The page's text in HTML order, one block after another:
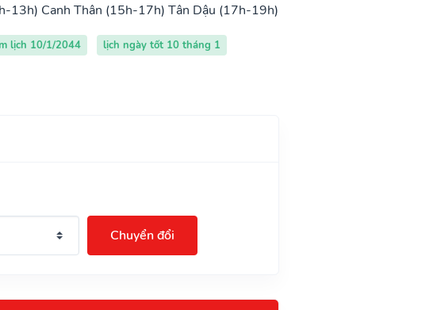
13h) Canh Thân (15h-17h) Tân Dậu (17h-19h)
lịch 10/1/2044
lịch ngày tốt 10 tháng 1
Chuyển đổi